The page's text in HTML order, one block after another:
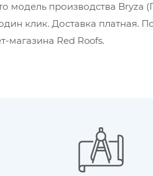
модель производства Bryza
клик. Доставка платная.
магазина Red Roofs.